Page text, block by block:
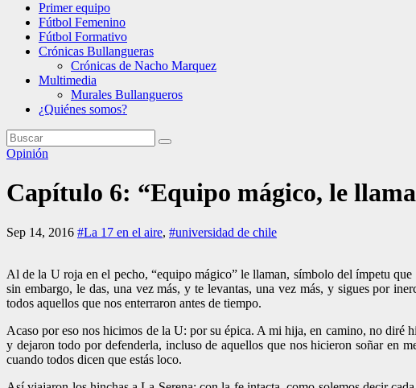
Primer equipo
Fútbol Femenino
Fútbol Formativo
Crónicas Bullangueras
Crónicas de Nacho Marquez
Multimedia
Murales Bullangueros
¿Quiénes somos?
Opinión
Capítulo 6: “Equipo mágico, le
Sep 14, 2016 #La 17 en el aire, #universidad de chile
Al de la U roja en el pecho, “equipo mágico” le llaman, símbolo del ímpetu
sin embargo, le das, una vez más, y te levantas, una vez más, y sigues por
todos aquellos que nos enterraron antes de tiempo.
Acaso por eso nos hicimos de la U: por su épica. A mi hija, en camino, no diré
y dejaron todo por defenderla, incluso de aquellos que nos hicieron soñar en
cuando todos dicen que estás loco.